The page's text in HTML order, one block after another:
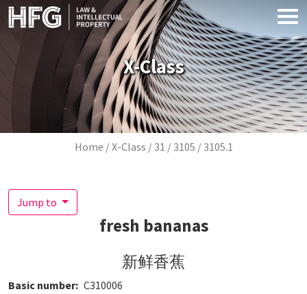
Skip to main content
X-Class
Breadcrumb
Home X-Class 31 3105 3105.1
Jump to
fresh bananas
新鲜香蕉
Basic number C310006